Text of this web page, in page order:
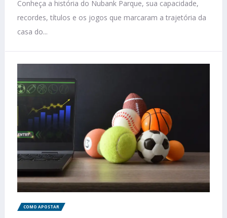
Conheça a história do Nubank Parque, sua capacidade,
recordes, títulos e os jogos que marcaram a trajetória da
casa do...
COMO APOSTAR